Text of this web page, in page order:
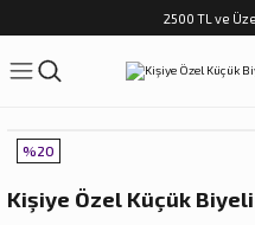
2500 TL ve
Geri Dön
Takımları
Takımları
Geri Dön
Geri Dön
Geri Dön
Geri Dön
Geri Dön
Geri Dön
%20
Kişiye Özel Küçük Biyeli